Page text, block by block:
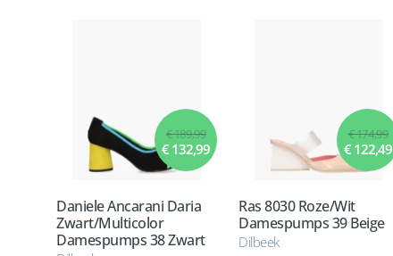
€ 189,99
€ 132,99
Daniele Ancarani Daria
Zwart/Multicolor
Damespumps 38 Zwart
€ 174,99
€ 122,49
Ras 8030 Roze/Wit
Damespumps 39 Beige
Dilbeek